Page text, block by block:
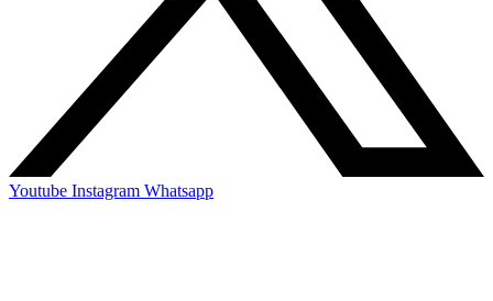
Youtube Instagram Whatsapp